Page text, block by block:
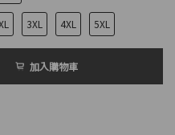
3XL 4XL 5XL
加入購物車